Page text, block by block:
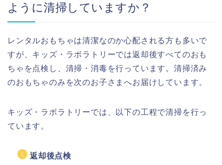
ように清掃していますか？
レンタルおもちゃは清潔なのか心配される方も多いで
すが、キッズ・ラボラトリーでは返却後すべてのおも
ちゃを点検し、清掃・消毒を行っています。清掃済み
のおもちゃのみを次のお子さまへお届けしています。
キッズ・ラボラトリーでは、以下の工程で清掃を行っ
ています。
返却後点検